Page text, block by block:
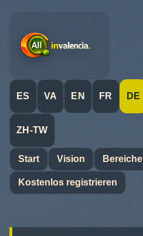
ES VA EN FR DE
ZH-TW
Start Vision Bereiche
Kostenlos registrieren